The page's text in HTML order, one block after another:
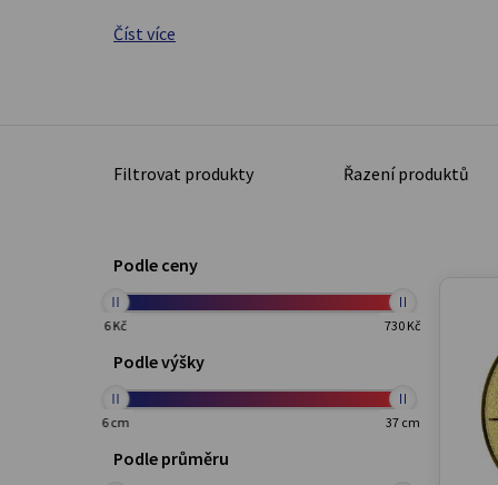
Číst více
Filtrovat produkty Řazení produktů
Podle ceny
6 Kč 730 Kč
Podle výšky
6 cm 37 cm
Podle průměru